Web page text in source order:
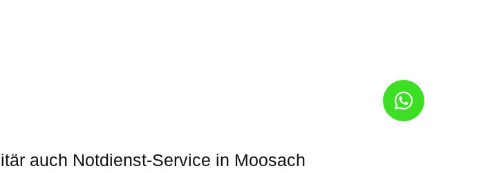
auch Notdienst-Service in Moosach